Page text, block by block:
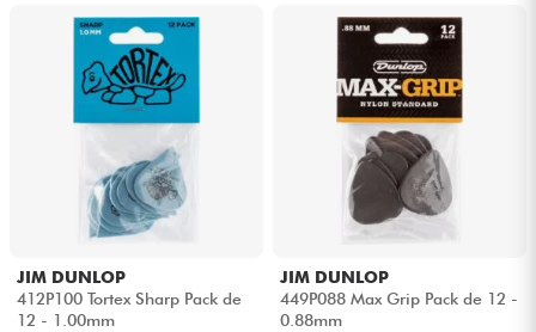
HiFi
Packs
JIM DUNLOP
412P100 Tortex Sharp Pack de
12 - 1.00mm
JIM DUNLOP
449P088 Max Grip Pack de 12 -
0.88mm